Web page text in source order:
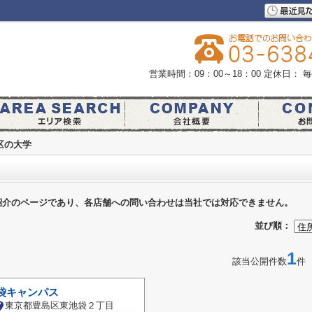
営業時間：09：00～18：00 定休日：
の大学
のページであり、各店舗への問い合わせは当社では対応できません。
並び順：
該当公開件数1件
キャンパス
東京都豊島区東池袋２丁目